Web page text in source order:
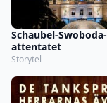
Schaubel-Swoboda-
attentatet
Storytel